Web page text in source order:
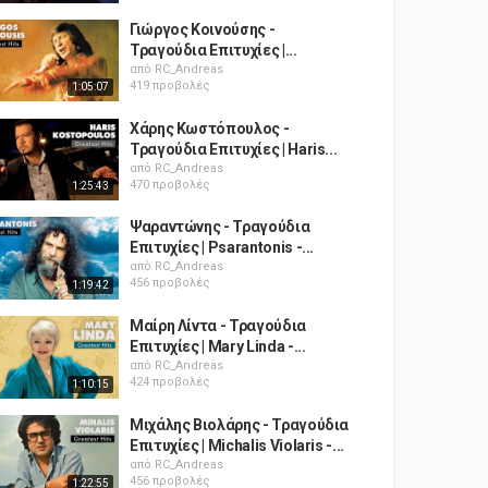
1:05:07
Γιώργος Κοινούσης -
Τραγούδια Επιτυχίες |...
από RC_Andreas
419 προβολές
1:25:43
Χάρης Κωστόπουλος -
Τραγούδια Επιτυχίες | Haris...
από RC_Andreas
470 προβολές
1:19:42
Ψαραντώνης - Τραγούδια
Επιτυχίες | Psarantonis -...
από RC_Andreas
456 προβολές
1:10:15
Μαίρη Λίντα - Τραγούδια
Επιτυχίες | Mary Linda -...
από RC_Andreas
424 προβολές
1:22:55
Μιχάλης Βιολάρης - Τραγούδια
Επιτυχίες | Michalis Violaris -...
από RC_Andreas
456 προβολές